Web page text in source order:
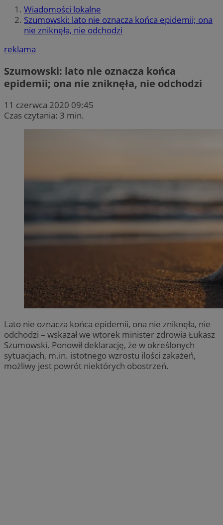
Wiadomości lokalne
Szumowski: lato nie oznacza końca epidemii; ona
nie zniknęła, nie odchodzi
reklama
Szumowski: lato nie oznacza końca
epidemii; ona nie zniknęła, nie odchodzi
11 czerwca 2020 09:45
Czas czytania: 3 min.
Lato nie oznacza końca epidemii, ona nie zniknęła, nie
odchodzi – wskazał we wtorek minister zdrowia Łukasz
Szumowski. Ponowił deklarację, że w określonych
sytuacjach, m.in. istotnego wzrostu ilości zakażeń,
możliwy jest powrót niektórych obostrzeń.